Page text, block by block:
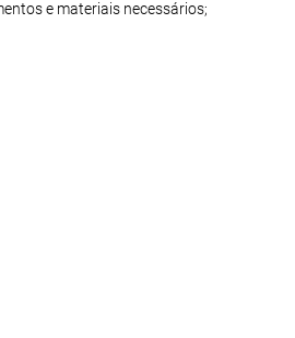
e materiais necessários;